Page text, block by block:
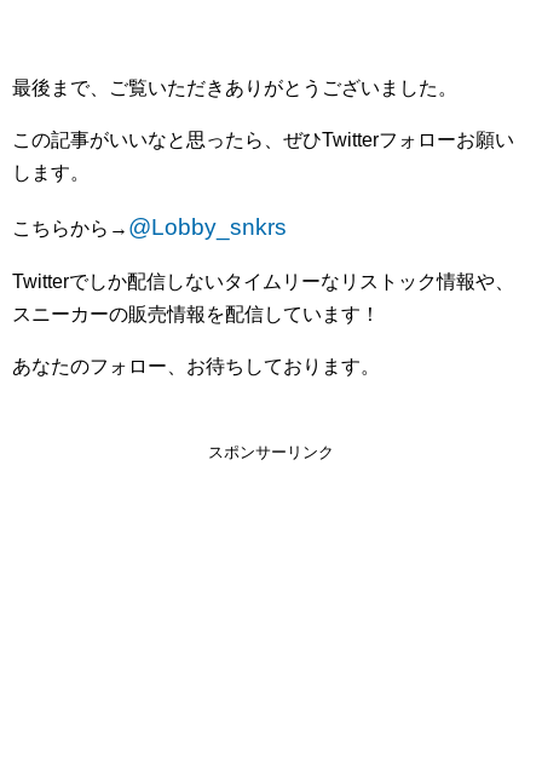
最後まで、ご覧いただきありがとうございました。
この記事がいいなと思ったら、ぜひTwitterフォローお願い
します。
こちらから → @Lobby_snkrs
Twitterでしか配信しないタイムリーなリストック情報や、
スニーカーの販売情報を配信しています！
あなたのフォロー、お待ちしております。
スポンサーリンク